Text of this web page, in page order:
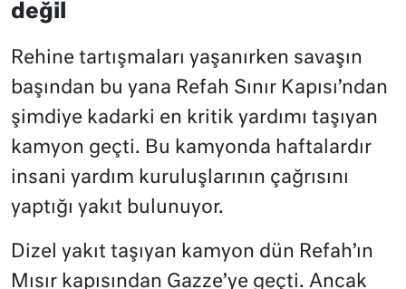
değil
Rehine tartışmaları yaşanırken savaşın
başından bu yana Refah Sınır Kapısı’ndan
şimdiye kadarki en kritik yardımı taşıyan
kamyon geçti. Bu kamyonda haftalardır
insani yardım kuruluşlarının çağrısını
yaptığı yakıt bulunuyor.
Dizel yakıt taşıyan kamyon dün Refah’ın
Mısır kapısından Gazze’ye geçti. Ancak